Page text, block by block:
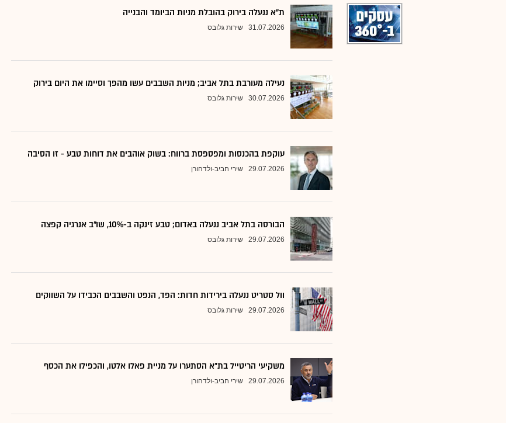
ת"א ננעלה בירוק בהובלת מניות הביומד והבנייה
31.07.2026 שירות גלובס
נעילה מעורבת בתל אביב; מניות השבבים עשו מהפך וסיימו את היום בירוק
30.07.2026 שירות גלובס
עוקפת בהכנסות ומפספסת ברווח: בשוק אוהבים את דוחות טבע - זו הסיבה
29.07.2026 שירי חביב-ולדהורן
הבורסה בתל אביב ננעלה באדום; טבע זינקה ב-10%, שו"ב אנרגיה קפצה
29.07.2026 שירות גלובס
וול סטריט ננעלה בירידות חדות: הפד, הנפט והשבבים הכבידו על השווקים
29.07.2026 שירות גלובס
משקיעי הריטייל בת״א הסתערו על מניית פאלו אלטו, והכפילו את הכסף
29.07.2026 שירי חביב-ולדהורן